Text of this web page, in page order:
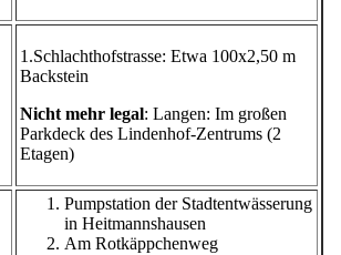
1.Schlachthofstrasse: Etwa 100x2,50 m
Backstein
Nicht mehr legal: Langen: Im großen
Parkdeck des Lindenhof-Zentrums (2
Etagen)
Pumpstation der Stadtentwässerung
in Heitmannshausen
Am Rotkäppchenweg